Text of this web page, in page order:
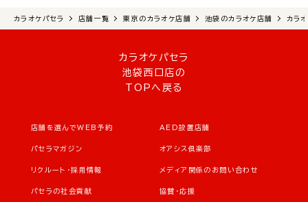
カラオケパセラ 店舗一覧 東京のカラオケ店舗 池袋のカラオケ店舗 カラ
カラオケパセラ
池袋西口店の
TOPへ戻る
店舗を選んでWEB予約 AED設置店舗
パセラマガジン オアシス倶楽部
リクルート・採用情報 メディア関係のお問い合わせ
パセラの社会貢献 協賛・応援